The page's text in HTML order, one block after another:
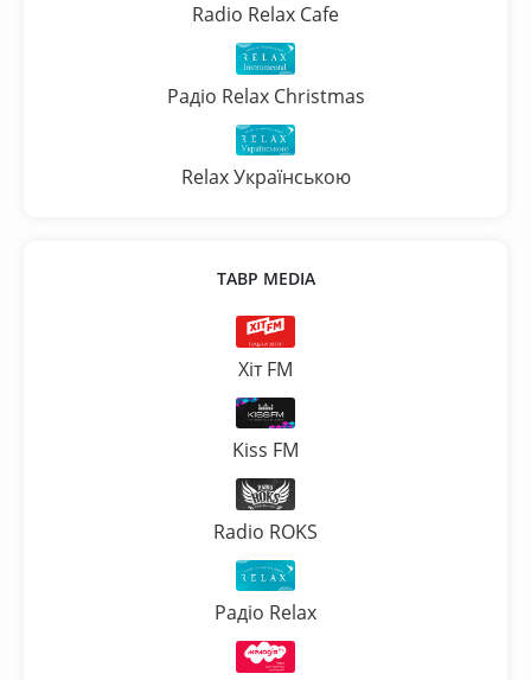
Radio Relax Cafe
Радіо Relax Christmas
Relax Українською
ТАВР MEDIA
Хіт FM
Kiss FM
Radio ROKS
Радіо Relax